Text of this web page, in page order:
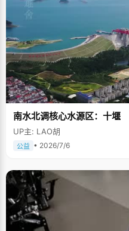
南水北调核心水源区：十堰
UP主: LAO胡
公益 • 2026/7/6